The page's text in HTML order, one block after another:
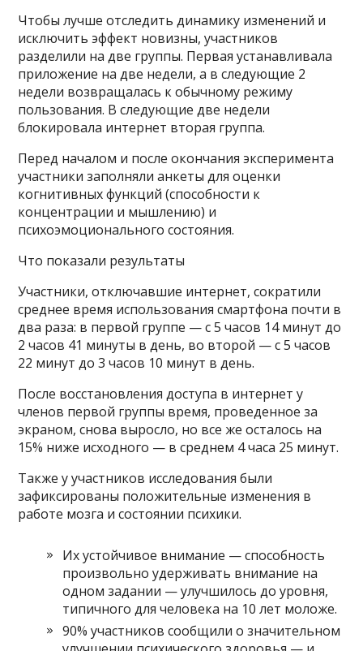
Чтобы лучше отследить динамику изменений и
исключить эффект новизны, участников
разделили на две группы. Первая устанавливала
приложение на две недели, а в следующие 2
недели возвращалась к обычному режиму
пользования. В следующие две недели
блокировала интернет вторая группа.
Перед началом и после окончания эксперимента
участники заполняли анкеты для оценки
когнитивных функций (способности к
концентрации и мышлению) и
психоэмоционального состояния.
Что показали результаты
Участники, отключавшие интернет, сократили
среднее время использования смартфона почти в
два раза: в первой группе — с 5 часов 14 минут до
2 часов 41 минуты в день, во второй — с 5 часов
22 минут до 3 часов 10 минут в день.
После восстановления доступа в интернет у
членов первой группы время, проведенное за
экраном, снова выросло, но все же осталось на
15% ниже исходного — в среднем 4 часа 25 минут.
Также у участников исследования были
зафиксированы положительные изменения в
работе мозга и состоянии психики.
Их устойчивое внимание — способность
произвольно удерживать внимание на
одном задании — улучшилось до уровня,
типичного для человека на 10 лет моложе.
90% участников сообщили о значительном